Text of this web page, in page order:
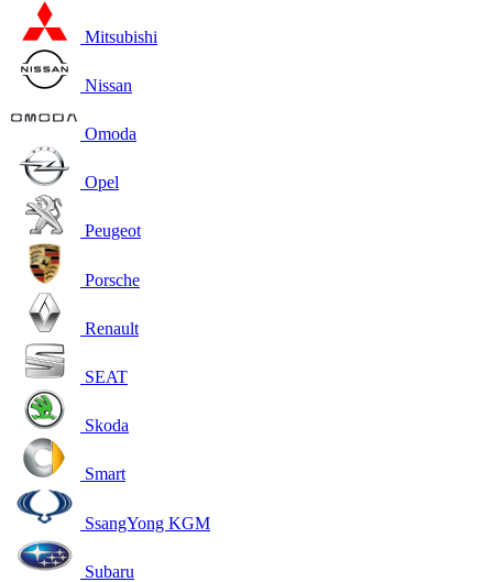
Mitsubishi
Nissan
Omoda
Opel
Peugeot
Porsche
Renault
SEAT
Skoda
Smart
SsangYong KGM
Subaru